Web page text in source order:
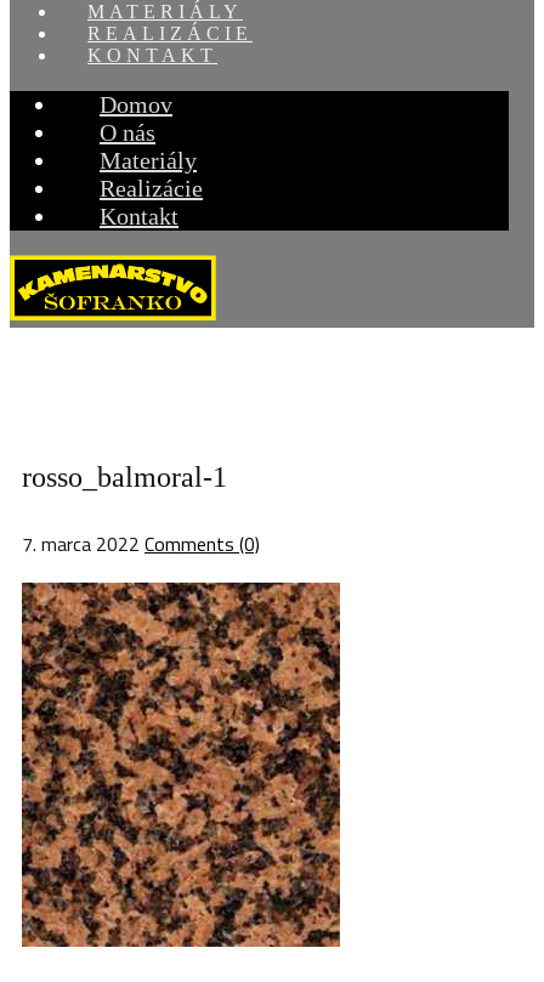
MATERIÁLY
REALIZÁCIE
KONTAKT
Domov
O nás
Materiály
Realizácie
Kontakt
rosso_balmoral-1
7. marca 2022 Comments (0)